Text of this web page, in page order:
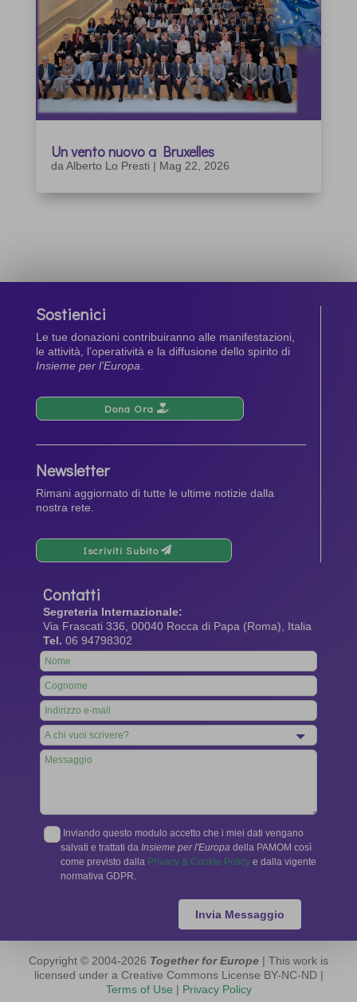
Un vento nuovo a Bruxelles
da Alberto Lo Presti | Mag 22, 2026
Sostienici
Le tue donazioni contribuiranno alle manifestazioni,
le attività, l’operatività e la diffusione dello spirito di
Insieme per l’Europa
Dona Ora
Newsletter
Rimani aggiornato di tutte le ultime notizie dalla
nostra rete.
Iscriviti Subito
Contatti
Segreteria Internazionale:
Via Frascati 336, 00040 Rocca di Papa (Roma), Italia
Tel. 06 94798302
Leave
this
field
blank
Inviando questo modulo accetto che i miei dati vengano
salvati e trattati da Insieme per l'Europa della PAMOM così
come previsto dalla Privacy & Cookie Policy e dalla vigente
normativa GDPR.
Invia Messaggio
Copyright © 2004-2026 Together for Europe | This work is
licensed under a Creative Commons License BY-NC-ND |
Terms of Use | Privacy Policy